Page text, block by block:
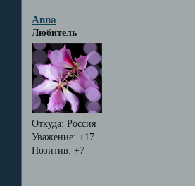
Anna
Любитель
Откуда: Россия
Уважение: +17
Позитив: +7